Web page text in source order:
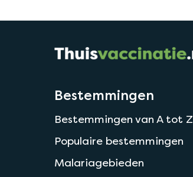
Bestemmingen
Bestemmingen van A tot Z
Populaire bestemmingen
Malariagebieden